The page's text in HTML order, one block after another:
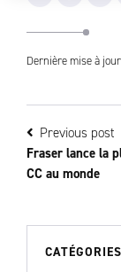
Dernière mise à
Previous post
Fraser lance la
CC au monde
CATÉGORIES